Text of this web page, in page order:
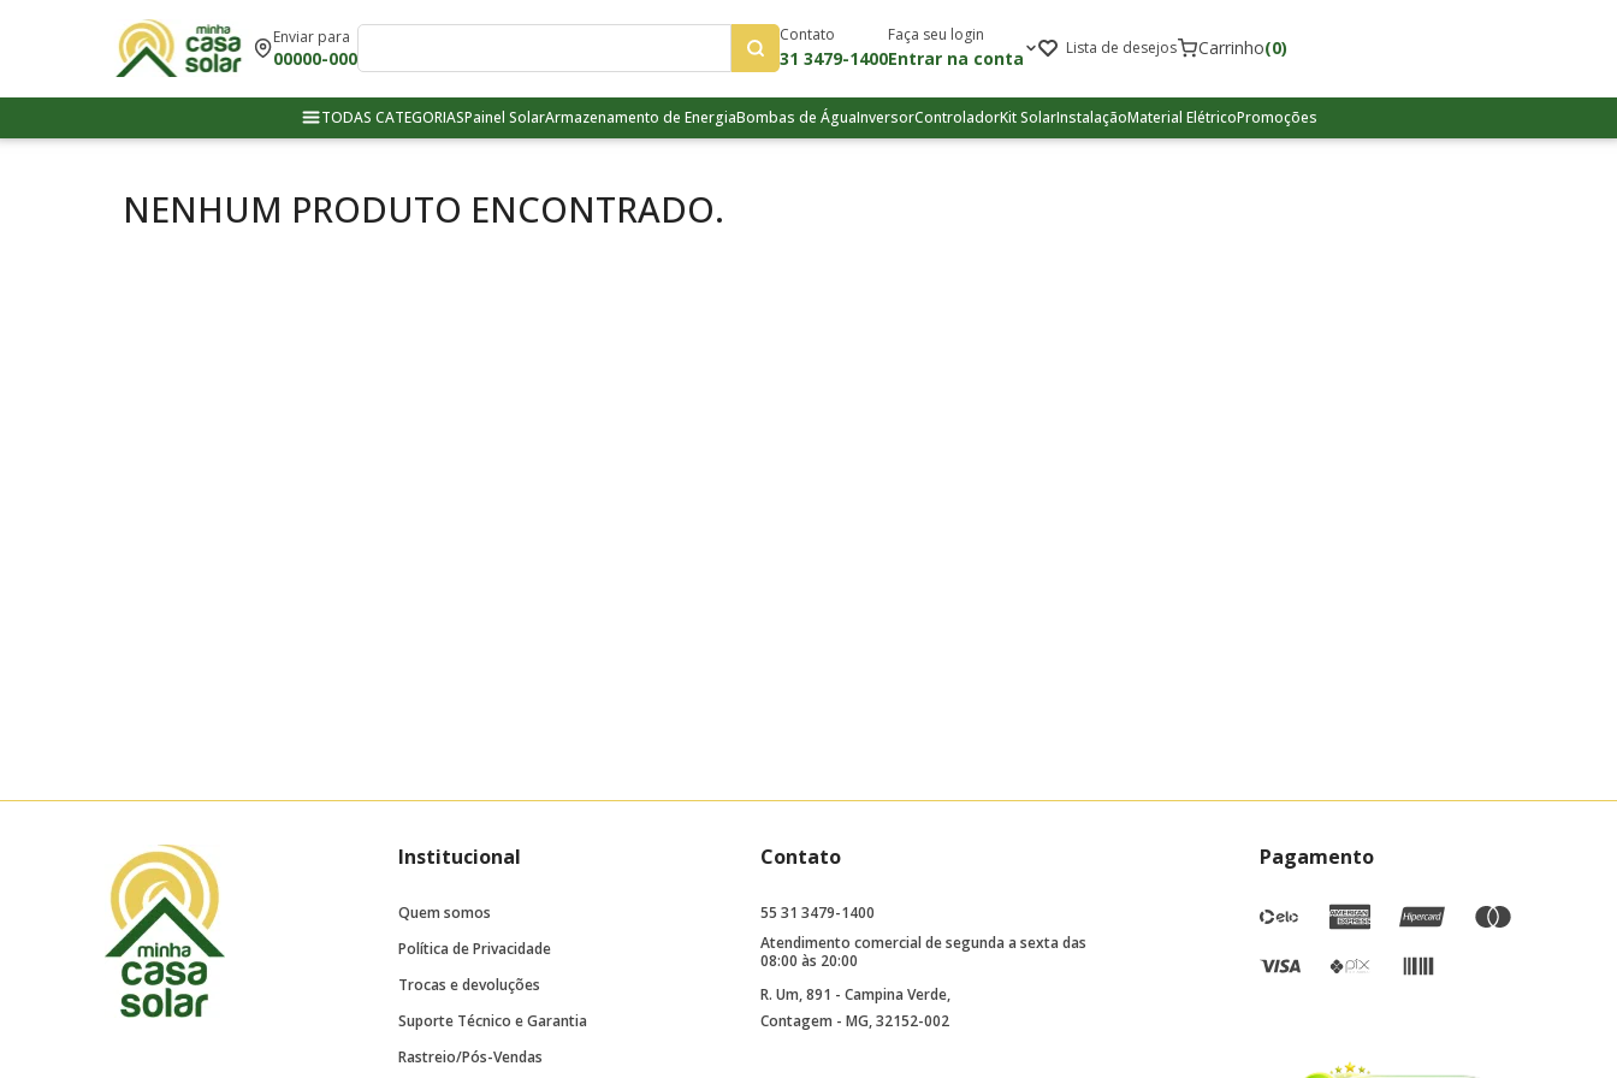
Enviar para
00000-000
Contato
31 3479-1400
Faça seu login
Entrar na conta Lista de desejos Carrinho(0)
TODAS CATEGORIASPainel SolarArmazenamento de EnergiaBombas de ÁguaInversorControladorKit SolarInstalaçãoMaterial ElétricoPromoções
NENHUM PRODUTO ENCONTRADO.
Institucional
Quem somos
Política de Privacidade
Trocas e devoluções
Suporte Técnico e Garantia
Rastreio/Pós-Vendas
Contato
55 31 3479-1400
Atendimento comercial de segunda a sexta das
08:00 às 20:00
R. Um, 891 - Campina Verde,
Contagem - MG, 32152-002
Pagamento